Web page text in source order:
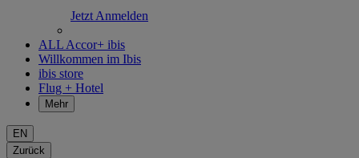
Jetzt Anmelden
ALL Accor+ ibis
Willkommen im Ibis
ibis store
Flug + Hotel
Mehr
EN
Zurück